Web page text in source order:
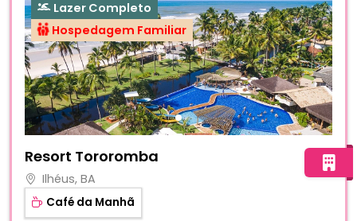
Lazer Completo
Hospedagem Familiar
Resort Tororomba
Ilhéus, BA
Café da Manhã